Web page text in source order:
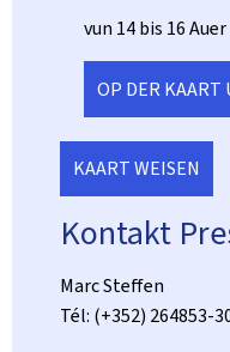
vun 14 bis 16
OP DER KAART
KAART WEISEN
Kontakt
Marc Steffen
Tél: (+352) 264853-